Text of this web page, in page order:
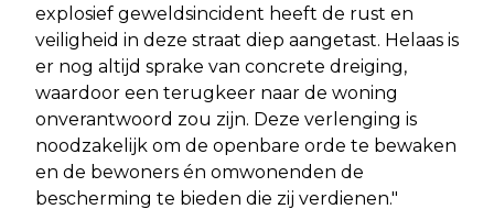
explosief geweldsincident heeft de rust en
veiligheid in deze straat diep aangetast. Helaas is
er nog altijd sprake van concrete dreiging,
waardoor een terugkeer naar de woning
onverantwoord zou zijn. Deze verlenging is
noodzakelijk om de openbare orde te bewaken
en de bewoners én omwonenden de
bescherming te bieden die zij verdienen."